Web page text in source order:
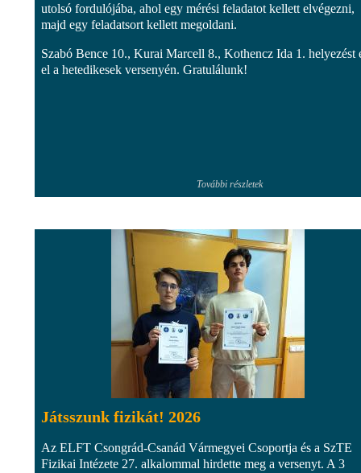
utolsó fordulójába, ahol egy mérési feladatot kellett elvégezni,
majd egy feladatsort kellett megoldani.
Szabó Bence 10., Kurai Marcell 8., Kothencz Ida 1. helyezést
el a hetedikesek versenyén. Gratulálunk!
További részletek
Játsszunk fizikát! 2026
Az ELFT Csongrád-Csanád Vármegyei Csoportja és a SzTE
Fizikai Intézete 27. alkalommal hirdette meg a versenyt. A 3